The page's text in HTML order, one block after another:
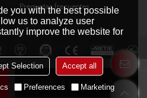
Añadir A La Lista De Deseos
Preguntas frecuentes
ENERGY TECHNOLOGY CO., LTD.
you with the best possible
us to analyze user
improve the website for
Selection Accept all
Preferences Marketing